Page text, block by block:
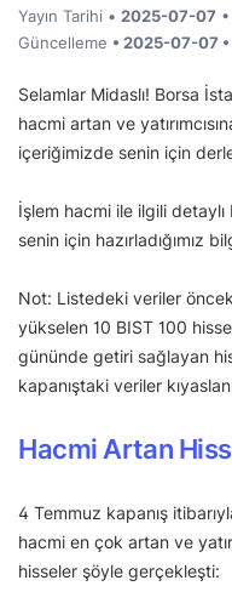
Yayın Tarihi • 2025-07-07
Güncelleme • 2025-07-07 •
Selamlar Midaslı! Borsa
hacmi artan ve
içeriğimizde senin için
İşlem hacmi ile ilgili
senin için hazırladığımız
Not: Listedeki veriler
yükselen 10 BIST 100
gününde getiri sağlayan
kapanıştaki veriler
Hacmi Artan
4 Temmuz kapanış
hacmi en çok artan ve
hisseler şöyle gerçekleşti: